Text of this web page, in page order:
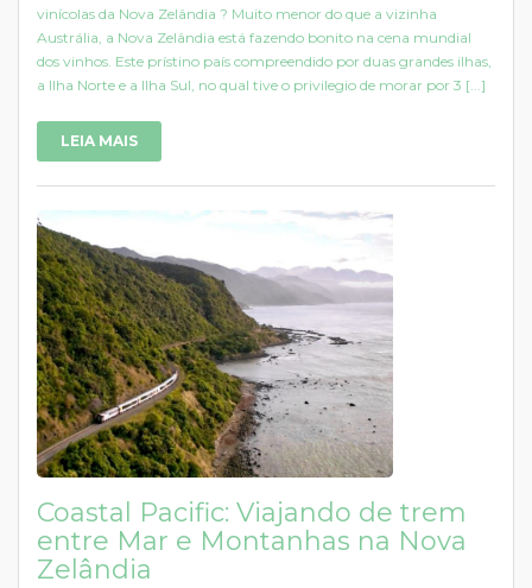
vinícolas da Nova Zelândia ? Muito menor do que a vizinha
Austrália, a Nova Zelândia está fazendo bonito na cena mundial
dos vinhos. Este prístino país compreendido por duas grandes ilhas,
a Ilha Norte e a Ilha Sul, no qual tive o privilegio de morar por 3 [...]
LEIA MAIS
Coastal Pacific: Viajando de trem
entre Mar e Montanhas na Nova
Zelândia